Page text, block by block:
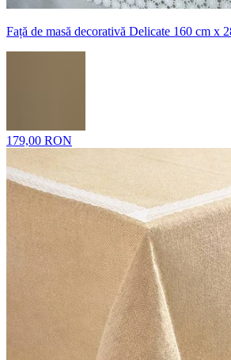
Față de masă decorativă Delicate 160 cm
179,00 RON